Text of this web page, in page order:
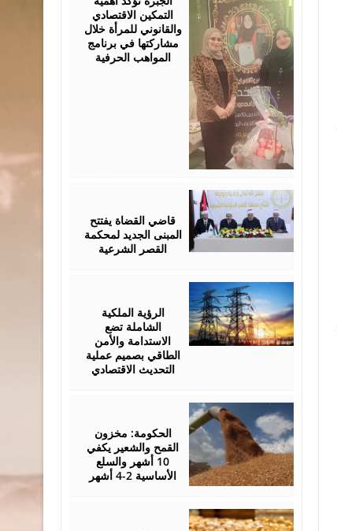
التمكين الاقتصادي
والقانوني للمرأة خلال
مشاركتها في برنامج
المواهب الحرفية
قاضي القضاة يفتتح
المبنى الجديد لمحكمة
القصر الشرعية
الرؤية الملكية
الشاملة تضع
الاستدامة والأمن
الطاقي بصميم عملية
التحديث الاقتصادي
الحكومة: مخزون
القمح والشعير يكفي
10 أشهر والسلع
الأساسية 2-4 أشهر